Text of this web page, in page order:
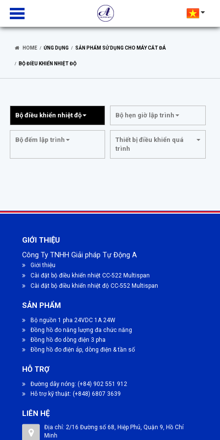
HOME ỨNG DỤNG SẢN PHẨM SỬ DỤNG CHO MÁY CẮT ĐÁ
BỘ ĐIỀU KHIỂN NHIỆT ĐỘ
Bộ điều khiển nhiệt độ Bộ hẹn giờ lập trình
Bộ đếm lập trình
Thiết bị điều khiển quá
trình
GIỚI THIỆU
Công Ty TNHH Giải pháp Tự Động A
Giới thiệu
Cài đặt bộ điều khiển nhiệt CC-522 Multispan
Cài đặt bộ điều khiển nhiệt độ CC-552 Multispan
SẢN PHẨM
Bộ nguồn 1 pha 24VDC 1A 24W
Đồng hồ đo năng lượng đa chức năng
Đồng hồ đo dòng điện 3 pha
Đồng hồ đo điện áp, dòng điện & tần số
HỖ TRỢ
Đường dây nóng: (+84) 902 551 912
Hỗ trợ kỹ thuật: (+848) 6807 3639
LIÊN HỆ
Địa chỉ: 2/16 Đường số 68, Hiệp Phú, Quận 9, Hồ Chí
Minh